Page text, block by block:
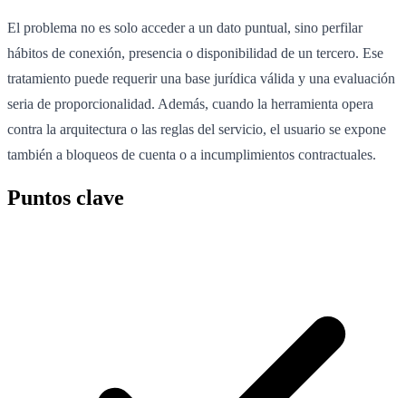
El problema no es solo acceder a un dato puntual, sino perfilar
hábitos de conexión, presencia o disponibilidad de un tercero. Ese
tratamiento puede requerir una base jurídica válida y una evaluación
seria de proporcionalidad. Además, cuando la herramienta opera
contra la arquitectura o las reglas del servicio, el usuario se expone
también a bloqueos de cuenta o a incumplimientos contractuales.
Puntos clave